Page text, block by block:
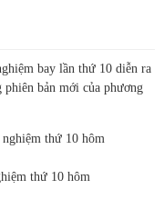
bay lần thứ 10 diễn ra
phiên bản mới của phương
thứ 10 hôm